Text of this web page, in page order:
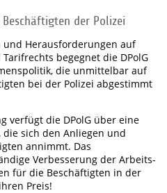
der Polizei
und Herausforderungen auf
begegnet die DPolG
die unmittelbar auf
bei der Polizei abgestimmt
verfügt die DPolG über eine
sich den Anliegen und
annimmt. Das
Verbesserung der Arbeits-
für die Beschäftigten in der
Preis!